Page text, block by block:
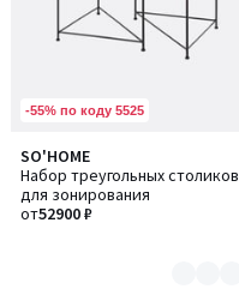
-55% по коду 5525
SO'HOME
Набор треугольных столиков
для зонирования
от52900 ₽
Количество
цветов:
3